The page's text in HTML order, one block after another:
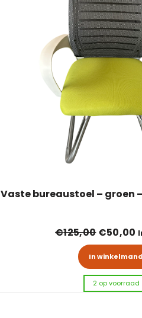
Vaste bureaustoel – groen
€125,00 €50,00
In winkelmand
2 op voorraad